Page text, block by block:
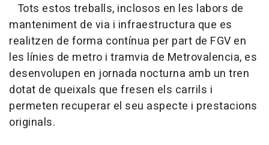
Tots estos treballs, inclosos en les labors de
manteniment de via i infraestructura que es
realitzen de forma contínua per part de FGV en
les línies de metro i tramvia de Metrovalencia, es
desenvolupen en jornada nocturna amb un tren
dotat de queixals que fresen els carrils i
permeten recuperar el seu aspecte i prestacions
originals.